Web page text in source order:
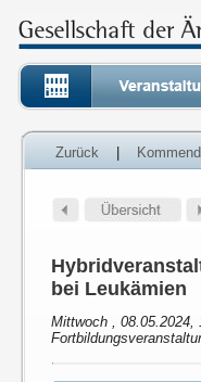
Zurück
bei Leukämien
Mittwoch , 08.05.2024,